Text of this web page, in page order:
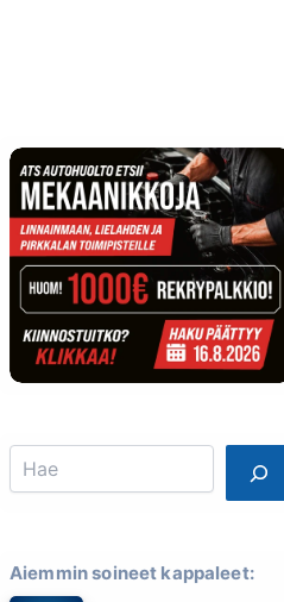
Search
Aiemmin soineet kappaleet: